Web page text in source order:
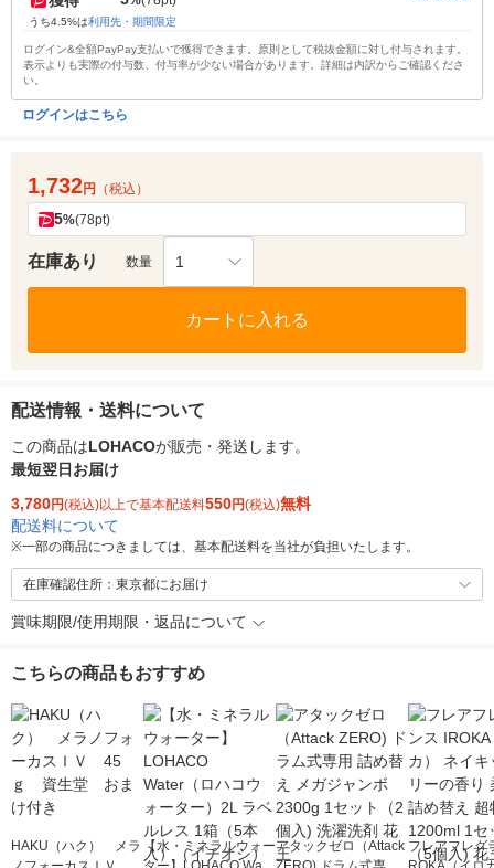
うち4.5%は利用先・期間限定
ログイン&全額PayPay支払いで獲得できます。原則として税抜金額に対し付与されます。
表示よりも実際の付与数、付与率が少ない場合があります。詳細は内訳からご確認くださ
い。
ログインはこちら
1,732円 （税込）
5%(78pt)
在庫あり 数量 1
カートに入れる
配送情報・送料について
この商品はLOHACOが販売・発送します。
最短翌日お届け
3,780円(税込)以上で基本配送料550円(税込)無料
配送料について
※一部の商品につきましては、基本配送料を当社が負担いたします。
在庫確認住所：東京都にお届け
賞味期限/使用期限・返品について
こちらの商品もおすすめ
HAKU（ハク） メラ 【水・ミネラルウォーアタックゼロ（Attack フレアフレグ